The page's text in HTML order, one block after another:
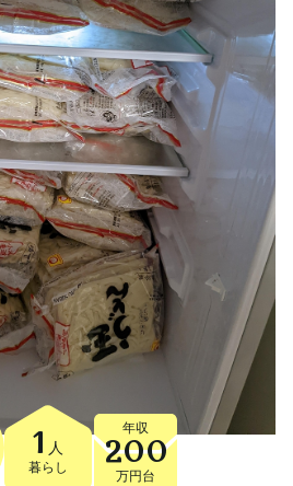
1 人
暮らし
年収
200
万円台